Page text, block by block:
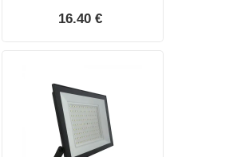
16.40 €